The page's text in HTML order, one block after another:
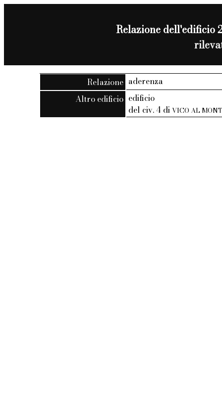
Relazione dell'edificio
Relazione aderenza
Altro edificio edificio
del civ. 4 diVICO AL